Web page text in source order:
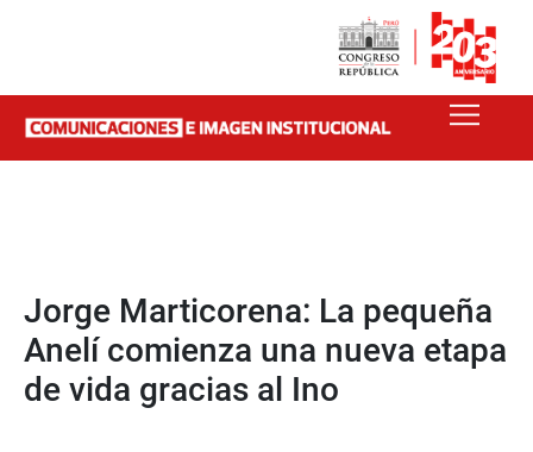
Jorge Marticorena: La pequeña
Anelí comienza una nueva etapa
de vida gracias al Ino